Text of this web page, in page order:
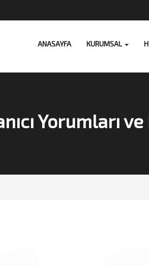
ANASAYFA KURUMSAL
Yorumları